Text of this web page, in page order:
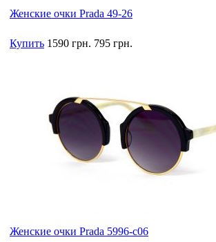
Женские очки Prada 49-26
Купить 1590 грн. 795 грн.
Женские очки Prada 5996-c06